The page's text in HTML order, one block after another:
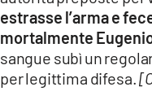
ILREGGINO.IT
COSENZACHANNEL.IT
ILVIBONESE.IT
estrasse l’arma e
mortalmente
sangue subì un
per legittima difesa.